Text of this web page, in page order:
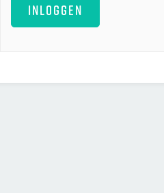
INLOGGEN